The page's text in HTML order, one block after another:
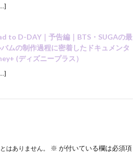
to D-DAY｜予告編｜BTS・SUGAの最
ムの制作過程に密着したドキュメンタ
(ディズニープラス）
はありません。 ※ が付いている欄は必須項